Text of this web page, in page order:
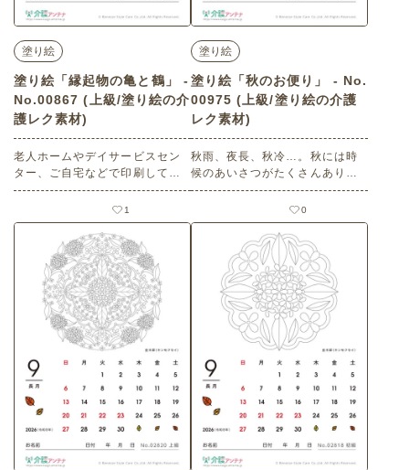
塗り絵
塗り絵「縁起物の亀と鶴」 -
No.00867 (上級/塗り絵の介
護レク素材)
老人ホームやデイサービスセン
ター、ご自宅などで印刷してお
使いいただける無料の高齢者向
け介護レク素材 塗り絵「縁起物
の亀と鶴」（塗り絵・上級）で
月・September・長寿・祝福
1
塗り絵
塗り絵「秋のお便り」 - No.
00975 (上級/塗り絵の介護
レク素材)
秋雨、夜長、秋冷…。秋には時
候のあいさつがたくさんありま
すね。どなたかに手紙を書きま
せんか？塗り絵を楽しみましょ
う。 老人ホームやデイサービス
センター、ご自宅などで印刷し
てお使いいただける無料の高齢
者向け介護レク素材 塗り絵「秋
のお便り」（塗り絵・上級）で
封筒・切手・便箋・便り・手
紙・落ち葉・紅葉・文房具・郵
0